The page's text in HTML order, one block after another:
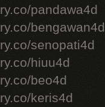
pandawa4d
bengawan4d
senopati4d
hiuu4d
beo4d
keris4d